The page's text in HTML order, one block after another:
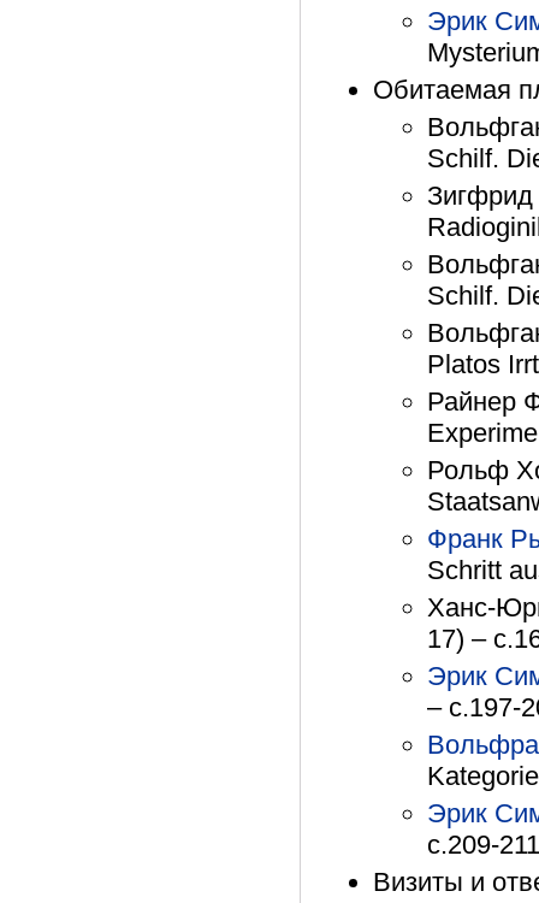
Эрик
Обитаемая
Schilf.
Зигфрид
Schilf.
Platos
Райнер
Рольф
Франк
Schritt
Ханс-
17) –
Эрик
– с.197-
Эрик
с.209-211
Визиты и